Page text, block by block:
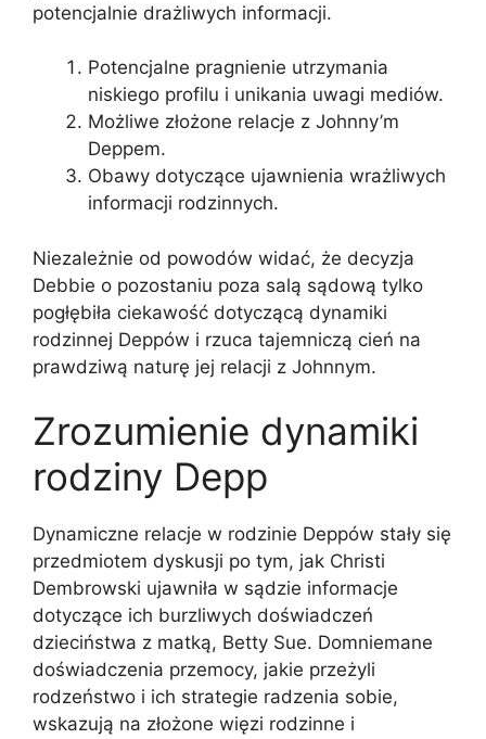
potencjalnie drażliwych informacji.
Potencjalne pragnienie utrzymania
niskiego profilu i unikania uwagi mediów.
Możliwe złożone relacje z Johnny’m
Deppem.
Obawy dotyczące ujawnienia wrażliwych
informacji rodzinnych.
Niezależnie od powodów widać, że decyzja
Debbie o pozostaniu poza salą sądową tylko
pogłębiła ciekawość dotyczącą dynamiki
rodzinnej Deppów i rzuca tajemniczą cień na
prawdziwą naturę jej relacji z Johnnym.
Zrozumienie dynamiki
rodziny Depp
Dynamiczne relacje w rodzinie Deppów stały się
przedmiotem dyskusji po tym, jak Christi
Dembrowski ujawniła w sądzie informacje
dotyczące ich burzliwych doświadczeń
dzieciństwa z matką, Betty Sue. Domniemane
doświadczenia przemocy, jakie przeżyli
rodzeństwo i ich strategie radzenia sobie,
wskazują na złożone więzi rodzinne i